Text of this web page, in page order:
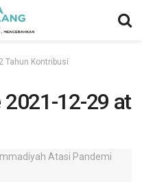
Tahun Kontribusi
12-29 at